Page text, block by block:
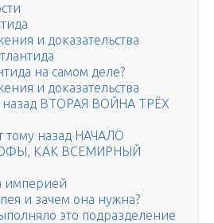
и доказательства
на самом деле?
и доказательства
назад ВТОРАЯ ВОЙНА ТРЁХ
тому назад НАЧАЛО
КАК ВСЕМИРНЫЙ
империей
и зачем она нужна?
это подразделение